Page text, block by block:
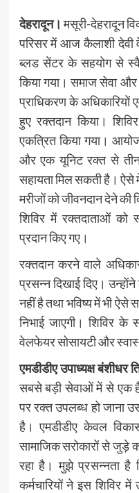
देहरादून।मसूरी-देहरादून
परिसर में आज कैलाशी देवी
ब्लड सेंटर के सहयोग से
किया गया। समाज सेवा और
प्राधिकरण के अधिकारियों
हुए रक्तदान किया।
एकत्रित किया गया।
और एक यूनिट रक्त से
सहायता मिल सकती है। ऐसे
मरीजों को जीवनदान देने की
शिविर में रक्तदाताओं को
प्रदान किए गए।
रक्तदान करने वाले
प्रसन्न दिखाई दिए।
नहीं है तथा भविष्य में भी ऐसे
निभाई जाएगी। शिविर
वेलफेयर सोसायटी और
एमडीडीए उपाध्यक्ष बंशीधर
सबसे बड़ी सेवाओं में से एक
पर रक्त उपलब्ध हो जाना
है। एमडीडीए केवल
सामाजिक सरोकारों से जुड़े
रहा है। मुझे प्रसन्नता है
कर्मचारियों ने इस शिविर